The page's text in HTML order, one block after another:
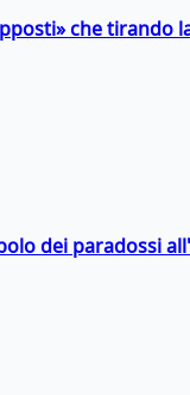
che tirando
dei paradossi